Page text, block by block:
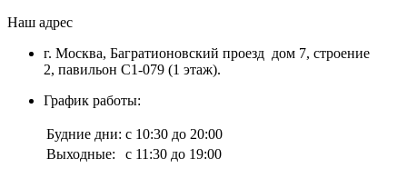
Наш адрес
г. Москва, Багратионовский проезд дом 7, строение
2, павильон С1-079 (1 этаж).
График работы:
Будние дни: с 10:30 до 20:00
Выходные:
с 11:30 до 19:00